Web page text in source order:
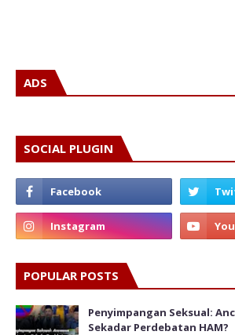
ADS
SOCIAL PLUGIN
POPULAR POSTS
Penyimpangan Seksual:
Sekadar Perdebatan HAM?